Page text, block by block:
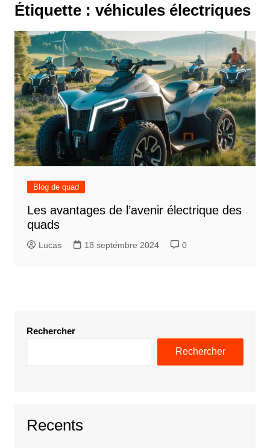
Étiquette : véhicules électriques
Blog de quad
Les avantages de l’avenir électrique des
quads
Lucas 18 septembre 2024 0
Rechercher
Rechercher
Recents